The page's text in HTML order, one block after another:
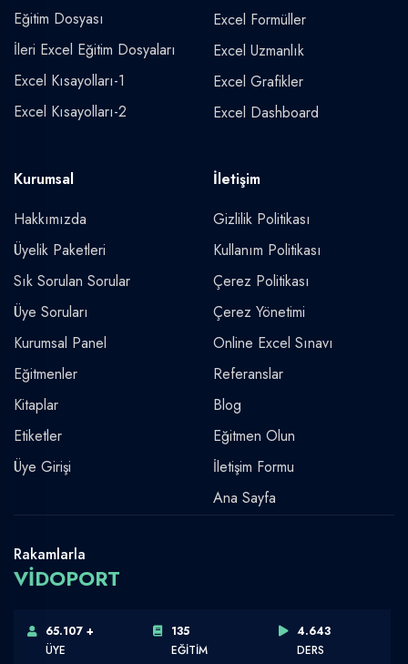
Eğitim Dosyası
İleri Excel Eğitim Dosyaları
Excel Kısayolları-1
Excel Kısayolları-2
Excel Formüller
Excel Uzmanlık
Excel Grafikler
Excel Dashboard
Kurumsal
Hakkımızda
Üyelik Paketleri
Sık Sorulan Sorular
Üye Soruları
Kurumsal Panel
Eğitmenler
Kitaplar
Etiketler
Üye Girişi
İletişim
Gizlilik Politikası
Kullanım Politikası
Çerez Politikası
Çerez Yönetimi
Online Excel Sınavı
Referanslar
Blog
Eğitmen Olun
İletişim Formu
Ana Sayfa
Rakamlarla
VİDOPORT
65.107 +
ÜYE
135
EĞİTİM
4.643
DERS